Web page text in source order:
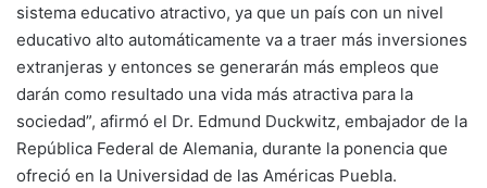
sistema educativo atractivo, ya que un país con un nivel
educativo alto automáticamente va a traer más inversiones
extranjeras y entonces se generarán más empleos que
darán como resultado una vida más atractiva para la
sociedad”, afirmó el Dr. Edmund Duckwitz, embajador de la
República Federal de Alemania, durante la ponencia que
ofreció en la Universidad de las Américas Puebla.